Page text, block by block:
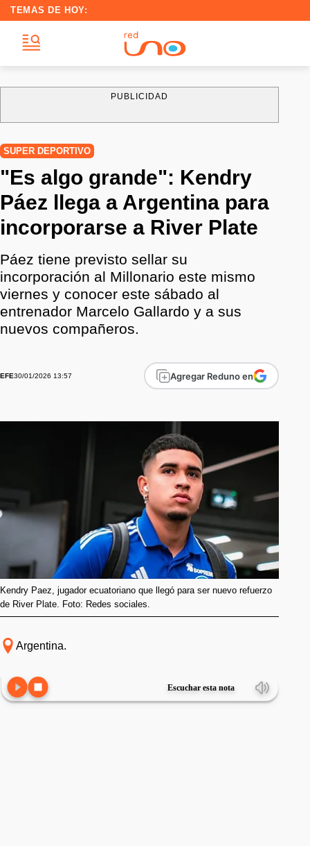
TEMAS DE HOY:
PUBLICIDAD
SUPER DEPORTIVO
"Es algo grande": Kendry
Páez llega a Argentina para
incorporarse a River Plate
Páez tiene previsto sellar su
incorporación al Millonario este mismo
viernes y conocer este sábado al
entrenador Marcelo Gallardo y a sus
nuevos compañeros.
EFE30/01/2026 13:57 Agregar Reduno en
Kendry Paez, jugador ecuatoriano que llegó para ser nuevo refuerzo
de River Plate. Foto: Redes sociales.
Argentina.
Escuchar esta nota